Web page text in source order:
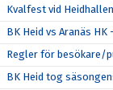
Kvalfest vid
BK Heid vs Aranäs HK
Regler för besökare/
BK Heid tog